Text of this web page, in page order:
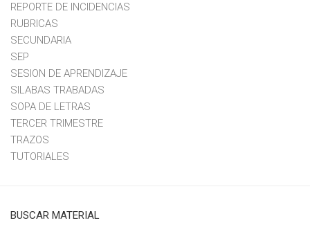
REPORTE DE INCIDENCIAS
RUBRICAS
SECUNDARIA
SEP
SESION DE APRENDIZAJE
SILABAS TRABADAS
SOPA DE LETRAS
TERCER TRIMESTRE
TRAZOS
TUTORIALES
BUSCAR MATERIAL